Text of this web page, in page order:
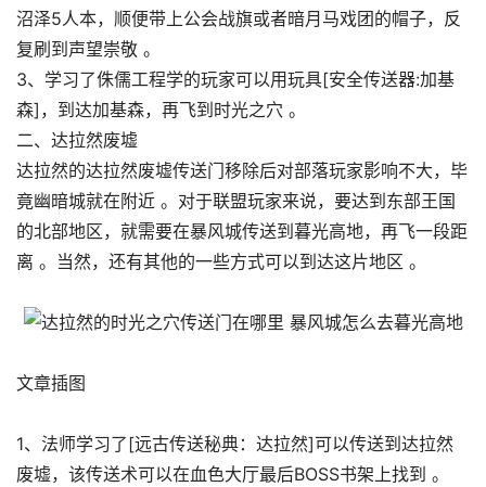
沼泽5人本，顺便带上公会战旗或者暗月马戏团的帽子，反
复刷到声望崇敬 。
3、学习了侏儒工程学的玩家可以用玩具[安全传送器:加基
森]，到达加基森，再飞到时光之穴 。
二、达拉然废墟
达拉然的达拉然废墟传送门移除后对部落玩家影响不大，毕
竟幽暗城就在附近 。对于联盟玩家来说，要达到东部王国
的北部地区，就需要在暴风城传送到暮光高地，再飞一段距
离 。当然，还有其他的一些方式可以到达这片地区 。
文章插图
1、法师学习了[远古传送秘典：达拉然]可以传送到达拉然
废墟，该传送术可以在血色大厅最后BOSS书架上找到 。